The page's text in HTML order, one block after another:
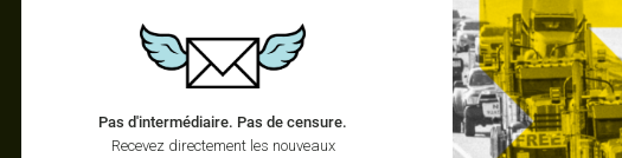
Pas d'intermédiaire. Pas de censure.
Recevez directement les nouveaux